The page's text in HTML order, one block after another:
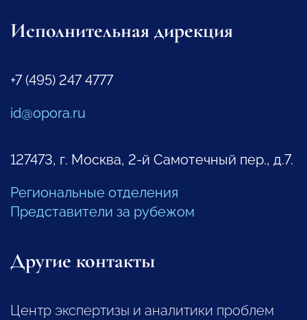
Исполнительная дирекция
+7 (495) 247 4777
id@opora.ru
127473, г. Москва, 2-й Самотечный пер., д.7.
Региональные отделения
Представители за рубежом
Другие контакты
Центр экспертизы и аналитики проблем